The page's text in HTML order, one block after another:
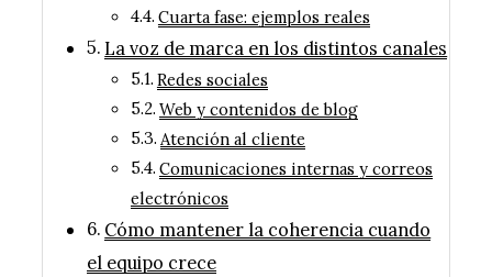
Cuarta fase: ejemplos reales
La voz de marca en los distintos canales
Redes sociales
Web y contenidos de blog
Atención al cliente
Comunicaciones internas y correos
electrónicos
Cómo mantener la coherencia cuando
el equipo crece